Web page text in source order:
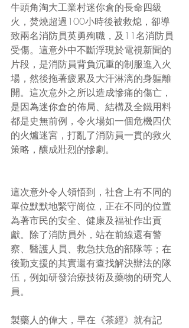
牛頭角淘大工業村迷你倉的長命四級
火，焚燒超過100小時後被救熄，卻導
致兩名消防員英勇殉職，及11名消防員
受傷。這意外中不斷浮現於電視新聞的
片段，是消防員背負沉重的制服進入火
場，然後拖著疲累及大汗淋漓的身軀離
開。這次意外之所以造成慘痛的傷亡，
是因為迷你倉的佈局、結構及全鐵用料
都是史無前例，令火場如一個危機四伏
的火爐迷宮，打亂了消防員一貫的救火
策略，釀成壯烈的慘劇。
這次意外令人領悟到，社會上有不同的
單位默默地緊守崗位，正在不同的位置
為著市民的安全、健康及福祉作出貢
獻。除了消防員外，站在前線還有警
察、醫護人員、救急扶危的部隊等；在
後勤支援的其實還有查找解決辦法的隊
伍，例如研發治療技術及藥物的研究人
員。
製藥人的偉大，早在《茶經》就有記